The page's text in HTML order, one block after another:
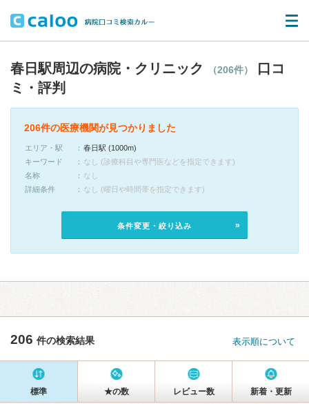
春日駅周辺の病院・クリニック （206件）
口コ
ミ・評判
206件の医療機関が見つかりました
エリア・駅
春日駅 (1000m)
キーワード
なし (診療科目や専門医などを指定できます)
名称
なし
詳細条件
なし (曜日や時間帯を指定できます)
条件変更・絞り込み
206 件の検索結果 表示順について
標準 ★の数 レビュー数 新着・更新